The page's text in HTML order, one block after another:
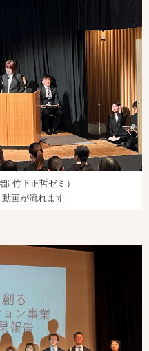
竹下正哲ゼミ）
画が流れます